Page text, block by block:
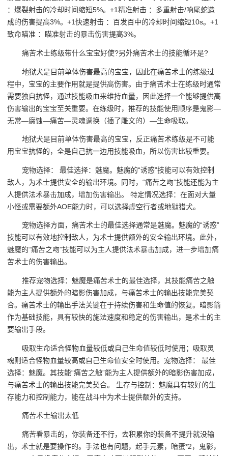
：爆裂射击的冷却时间缩短5%。+1精准射击 ：多重射击/响尾蛇造
成的伤害提高3%。+1快速射击 ：百发百中的冷却时间缩短10s。+1
致命瞄准 ：瞄准射击的暴击伤害提高3%。
痛苦术士练级带什么宝宝好使?另外痛苦术士的技能循环是?
地狱犬是目前单体伤害最高的宝宝，因此在痛苦术士的练级过
程中，宝宝的主要作用就是提供高伤害。由于痛苦术士在练级时通常
需要独自抗怪，通过技能吸血来维持血量，因此选择一个能够提供高
伤害输出的宝宝至关重要。在练级时，推荐的技能使用顺序是鬼影—
无常—腐蚀—痛苦—灵魂调换（插了雕文的）—生命吸取。
地狱犬是目前单体伤害最高的宝宝，反正痛苦术练级是不可能
用宝宝抗怪的，全是自己抗一边用技能吸血，所以伤害比较重要。
宠物选择： 最佳选择：魅魔。魅魔的“诱惑”技能可以有效控制
敌人，为术士提供安全的输出环境。同时，“痛苦之吻”技能还能为主
人提供法术暴击加成，增加伤害输出。 特定情况选择：在面对大量
小怪或需要额外AOE能力时，可以选择虚空行者或地狱猎犬。
宠物选择方面，痛苦术士的最佳选择通常是魅魔。魅魔的“诱惑”
技能可以有效地控制敌人，为术士提供额外的安全输出环境。此外，
魅魔的“痛苦之吻”技能可以为主人提供法术暴击加成，进一步增加痛
苦术士的伤害输出。
推荐宠物选择：魅魔是痛苦术士的最佳选择，其技能痛苦之触
能为主人提供额外的暗影伤害加成，与痛苦术士的输出技能完美契
合。痛苦术士的输出手法关键在于持续伤害和生命值的恢复。暗影箭
作为基础技能，具有较快的施法速度和稳定的伤害输出，是术士的主
要输出手段。
吸取生命适合怪物血量较低或自己生命值较低时使用；吸取灵
魂则适合怪物血量较高或自己生命值安全时使用。宠物选择： 最佳
选择：魅魔。其技能“痛苦之触”能为主人提供额外的暗影伤害加成，
与痛苦术士的输出技能完美契合。 生存与控制：魅魔具有较好的生
存能力和控制能力，能在战斗中为术士提供额外的支持。
痛苦术士输出太低
痛苦看暴击的，你装备还不行，去积累你的装备不提升就没输
出，术士就是要操作的。手法也有问题，起手元素，暗蛋*2，鬼影，